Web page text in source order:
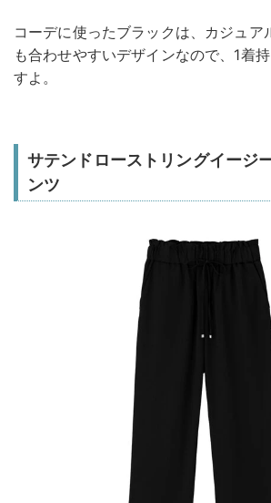
コーデに使ったブラックは、カジュア
も合わせやすいデザインなので、1着
すよ。
サテンドローストリングイージ
ンツ